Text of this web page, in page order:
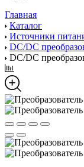
Главная
Каталог
Источники
DC/DC
DC/DC